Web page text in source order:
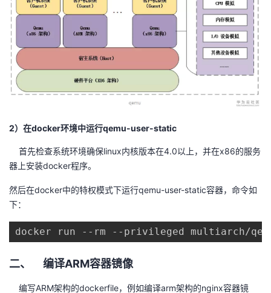
的
开
者
堂
我
我
的
我
支
的
我
2）在docker环境中运行qemu-user-static
首先检查系统环境确保linux内核版本在4.0以上，并在x86的服务
器上安装docker程序。
然后在docker中的特权模式下运行qemu-user-static容器，命令如
下：
docker run --rm --privileged multiarch/
二、 编译ARM容器镜像
编写ARM架构的dockerfile，例如编译arm架构的nginx容器镜